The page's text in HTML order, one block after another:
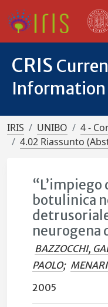
CRIS
Information
IRIS UNIBO
4 -
4.02 Riassunto
botulinica
neurogena
BAZZOCCHI,
PAOLO;
2005